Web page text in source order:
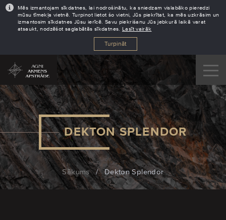
Mēs izmantojam sīkdatnes, lai nodrošinātu, ka sniedzam vislabāko pieredzi
mūsu tīmekļa vietnē. Turpinot lietot šo vietni, Jūs piekrītat, ka mēs uzkrāsim un
izmantosim sīkdatnes Jūsu ierīcē. Savu piekrišanu Jūs jebkurā laikā varat
atsaukt, nodzēšot saglabātās sīkdatnes. Lasīt vairāk
Turpināt
DEKTON SPLENDOR
Sākums / Dekton Splendor